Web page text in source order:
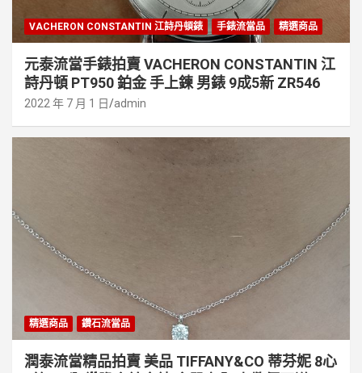
VACHERON CONSTANTIN 江詩丹頓錶 手錶流當品 精選商品
元泰流當手錶拍賣 VACHERON CONSTANTIN 江
詩丹頓 PT950 鉑金 手上鍊 男錶 9成5新 ZR546
2022 年 7 月 1 日 admin
精選商品 鑽石流當品
潤泰流當精品拍賣 美品 TIFFANY&CO 蒂芬妮 8心